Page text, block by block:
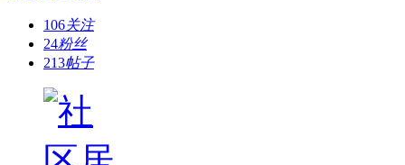
106关注
24粉丝
213帖子